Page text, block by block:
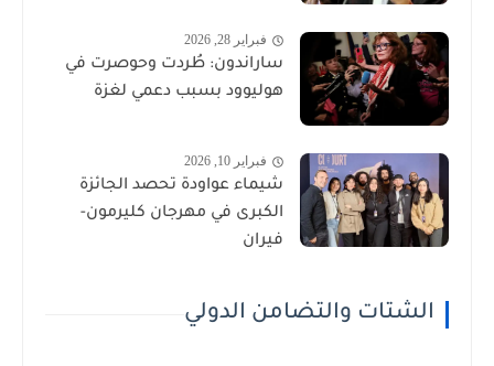
فبراير 28, 2026
ساراندون: طُردت وحوصرت في
هوليوود بسبب دعمي لغزة
فبراير 10, 2026
شيماء عواودة تحصد الجائزة
الكبرى في مهرجان كليرمون-
فيران
الشتات والتضامن الدولي